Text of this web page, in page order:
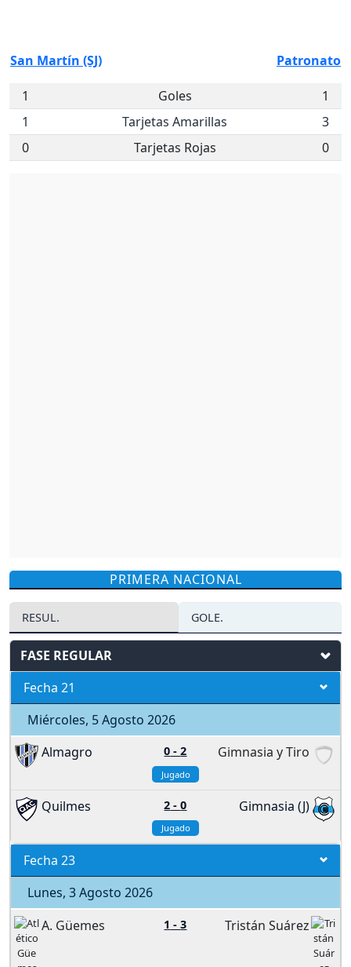
San Martín (SJ) Patronato
1 Goles
1
1
Tarjetas Amarillas
3
0
Tarjetas Rojas 0
PRIMERA NACIONAL
RESUL. GOLE.
FASE REGULAR
Fecha 21
Miércoles, 5 Agosto 2026
Almagro
0 -2 Gimnasia y Tiro
Jugado
Quilmes 2 -0 Gimnasia (J)
Jugado
Fecha 23
Lunes, 3 Agosto 2026
A. Güemes
1 -3 Tristán Suárez